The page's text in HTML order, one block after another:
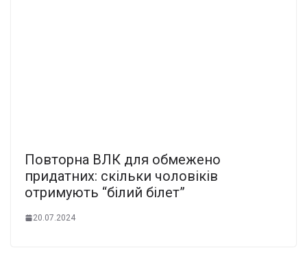
Повторна ВЛК для обмежено
придатних: скільки чоловіків
отримують “білий білет”
20.07.2024